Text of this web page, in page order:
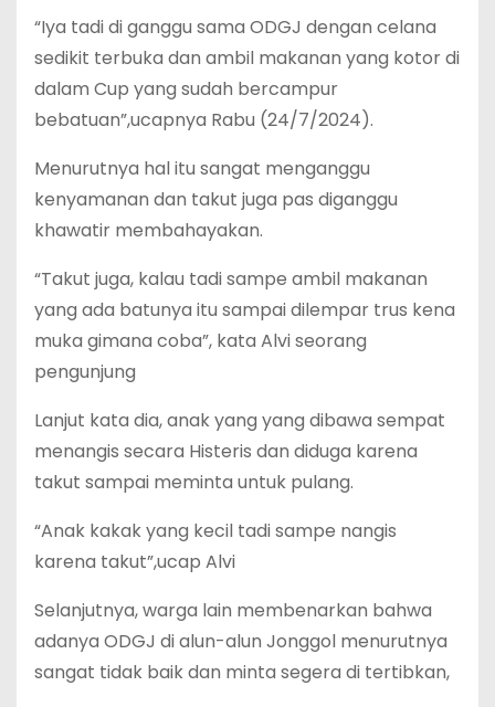
“Iya tadi di ganggu sama ODGJ dengan celana
sedikit terbuka dan ambil makanan yang kotor di
dalam Cup yang sudah bercampur
bebatuan”,ucapnya Rabu (24/7/2024).
Menurutnya hal itu sangat menganggu
kenyamanan dan takut juga pas diganggu
khawatir membahayakan.
“Takut juga, kalau tadi sampe ambil makanan
yang ada batunya itu sampai dilempar trus kena
muka gimana coba”, kata Alvi seorang
pengunjung
Lanjut kata dia, anak yang yang dibawa sempat
menangis secara Histeris dan diduga karena
takut sampai meminta untuk pulang.
“Anak kakak yang kecil tadi sampe nangis
karena takut”,ucap Alvi
Selanjutnya, warga lain membenarkan bahwa
adanya ODGJ di alun-alun Jonggol menurutnya
sangat tidak baik dan minta segera di tertibkan,